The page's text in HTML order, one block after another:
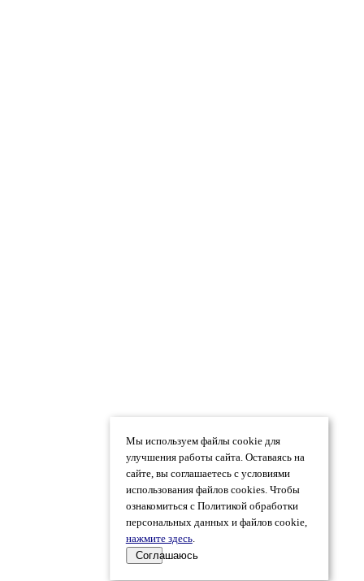
Мы используем файлы cookie для
улучшения работы сайта. Оставаясь на
сайте, вы соглашаетесь с условиями
использования файлов cookies. Чтобы
ознакомиться с Политикой обработки
персональных данных и файлов cookie,
нажмите здесь.
Соглашаюсь